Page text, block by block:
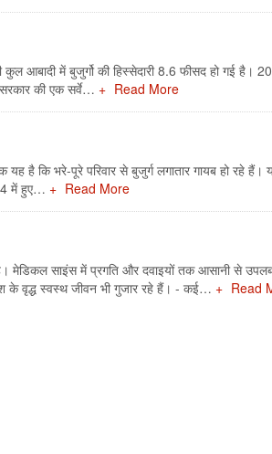
आबादी में बुजुर्गो की हिस्सेदारी 8.6 फीसद हो गई है।
की एक सर्वे…
Read More
कि भरे-पूरे परिवार से बुजुर्ग लगातार गायब हो रहे हैं।
में हुए…
Read More
मेडिकल साइंस में प्रगति और दवाइयों तक आसानी से
के वृद्ध स्वस्थ जीवन भी गुजार रहे हैं। - कई…
Read